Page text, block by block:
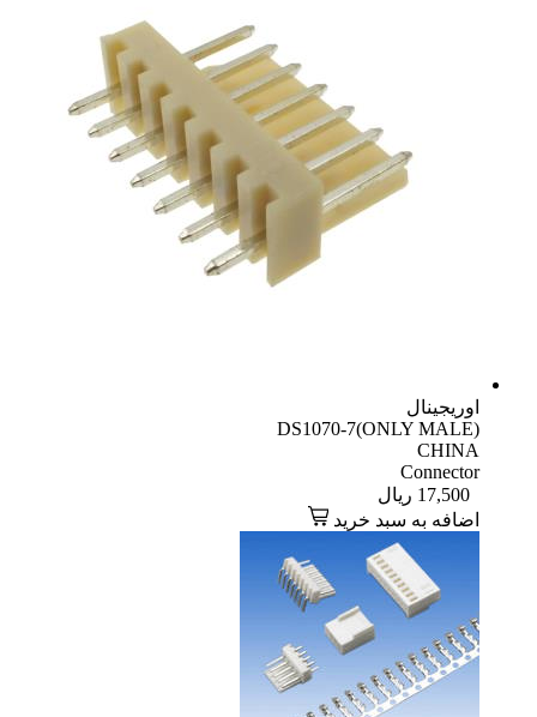
اوریجینال
DS1070-7(ONLY MALE)
CHINA
Connector
17,500 ریال
اضافه به سبد خرید